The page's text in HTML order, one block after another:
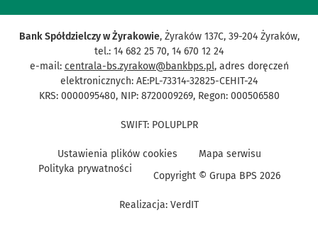
Bank Spółdzielczy w Żyrakowie, Żyraków 137C, 39-204 Żyraków,
tel.: 14 682 25 70, 14 670 12 24
e-mail: centrala-bs.zyrakow@bankbps.pl, adres doręczeń
elektronicznych: AE:PL-73314-32825-CEHIT-24
KRS: 0000095480, NIP: 8720009269, Regon: 000506580
SWIFT: POLUPLPR
Realizacja: VerdIT
Ustawienia plików cookies
Mapa serwisu
Polityka prywatności
Copyright © Grupa BPS 2026